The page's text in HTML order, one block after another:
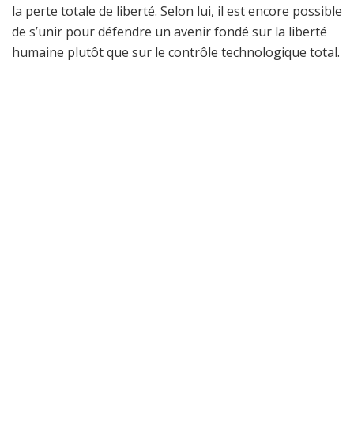
la perte totale de liberté. Selon lui, il est encore possible
de s’unir pour défendre un avenir fondé sur la liberté
humaine plutôt que sur le contrôle technologique total.